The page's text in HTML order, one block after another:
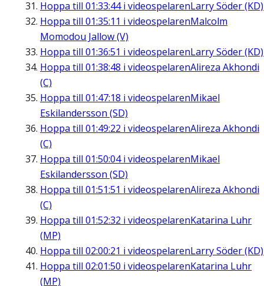
Hoppa till 01:33:44i videospelarenLarry Söder (KD)
Hoppa till 01:35:11 i videospelarenMalcolm
Momodou Jallow (V)
Hoppa till 01:36:51 i videospelarenLarry Söder (KD)
Hoppa till 01:38:48 i videospelarenAlireza Akhondi
(C)
Hoppa till 01:47:18 i videospelarenMikael
Eskilandersson (SD)
Hoppa till 01:49:22 i videospelarenAlireza Akhondi
(C)
Hoppa till 01:50:04i videospelarenMikael
Eskilandersson (SD)
Hoppa till 01:51:51 i videospelarenAlireza Akhondi
(C)
Hoppa till 01:52:32 i videospelarenKatarina Luhr
(MP)
Hoppa till 02:00:21 i videospelarenLarry Söder (KD)
Hoppa till 02:01:50 i videospelarenKatarina Luhr
(MP)